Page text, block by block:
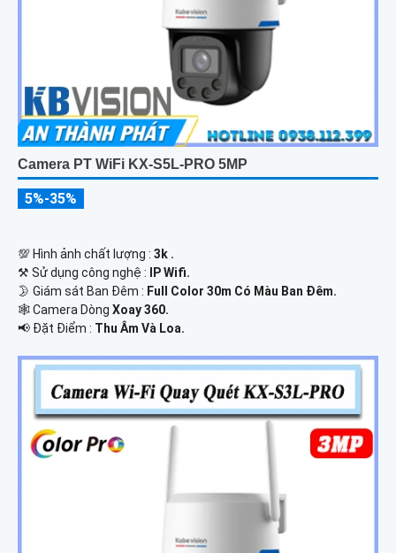
Camera PT WiFi KX-S5L-PRO 5MP
5%-35%
💯 Hình ảnh chất lượng : 3k .
⚒ Sử dụng công nghệ :
IP Wifi.
🌛 Giám sát Ban Đêm : Full Color 30m Có Màu Ban Ðêm.
🕸️ Camera Dòng Xoay 360.
️📢 Đặt Điểm : Thu Âm Và Loa.